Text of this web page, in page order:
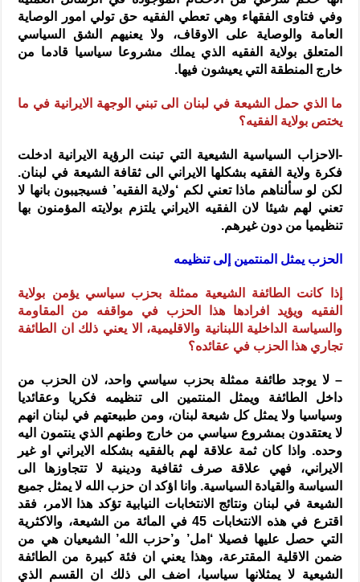
وفي فتاوى الفقهاء وهي تعطي الفقيه حق تولي امور الوصاية
العامة والوصاية على الاوقاف، ولا يعنيهم الشق السياسي
المتعلق بولاية الفقيه الذي يملك مشروعا سياسيا قادما من
خارج المنطقة التي يعيشون فيها.
ما الذي حمل الشيعة في لبنان الى تبني الوجهة الايرانية في ما
يختص بولاية الفقيه؟
-الاحزاب السياسية الشيعية التي تبنت الرؤية الايرانية ادخلت
فكرة ولاية الفقيه بشكلها الايراني الى ثقافة الشيعة في لبنان.
لكن لو سألناهم ماذا تعني لكم ‘ولاية الفقيه’ فسيجيبون بانها لا
تعني لهم شيئا لان الفقيه الايراني يلتزم بولايته المؤمنون بها
تنظيميا من دون غيرهم.
الحزب يمثل المنتمين إلى تنظيمه
إذا كانت الطائفة الشيعية ممثلة بحزب سياسي يؤمن بولاية
الفقيه ويؤيد افرادها هذا الحزب في مواقفه من المقاومة
والسياسة الداخلية اللبنانية والاقليمية، الا يعني ذلك ان الطائفة
تجاري هذا الحزب في عقائده؟
– لا يوجد طائفة ممثلة بحزب سياسي واحد، لان الحزب من
داخل الطائفة ويمثل المنتمين الى تنظيمه فكريا وعقائديا
وسياسيا ولا يمثل كل شيعة لبنان، ومن طبيعتهم في لبنان انهم
لا يعتقدون بمشروع سياسي من خارج وطنهم الذي ينتمون اليه
وحده. واذا كان ثمة علاقة لهم بالفقيه بشكله الايراني او غير
الايراني، فهي علاقة صرف ثقافية ودينية لا تتجاوزها الى
السياسة والقيادة السياسية. وانا اؤكد ان حزب الله لا يمثل جميع
الشيعة في لبنان ونتائج الانتخابات النيابية تؤكد هذا الامر، فقد
اقترع في هذه الانتخابات 45 في المائة من الشيعة، والاكثرية
التي حصل عليها فصيلا ‘امل’ و’حزب الله’ الشيعيان هي من
ضمن الاقلية المقترعة، وهذا يعني ان فئة كبيرة من الطائفة
الشيعية لا يمثلانها سياسيا، اضف الى ذلك ان القسم الذي